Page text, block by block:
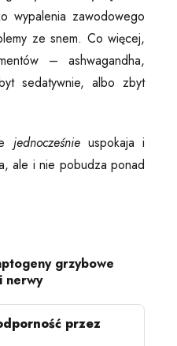
wypalenia zawodowego
ze snem. Co więcej,
– ashwagandha,
sedatywnie, albo zbyt
jednocześnieuspokaja i
ale i nie pobudza ponad
grzybowe
nerwy
przez